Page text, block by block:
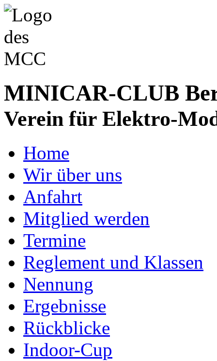
MINICAR-CLUB
Verein für Elektro-
Home
Wir über uns
Anfahrt
Mitglied werden
Termine
Reglement und Klassen
Nennung
Ergebnisse
Rückblicke
Indoor-Cup